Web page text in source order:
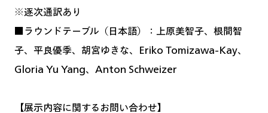
※逐次通訳あり
■ラウンドテーブル（日本語）：上原美智子、根間智
子、平良優季、胡宮ゆきな、Eriko Tomizawa-Kay、
Gloria Yu Yang、Anton Schweizer
【展示内容に関するお問い合わせ】